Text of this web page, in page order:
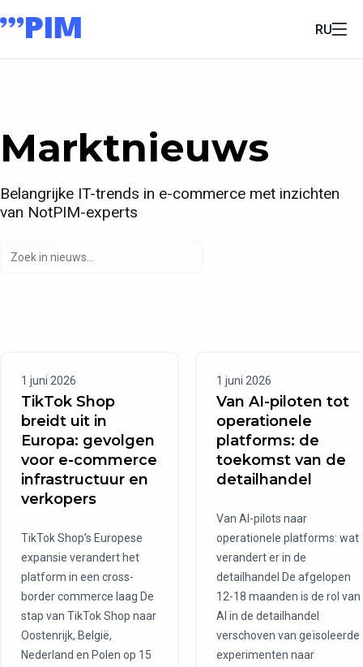
RU
Marktnieuws
Belangrijke IT-trends in e-commerce met inzichten
van NotPIM-experts
1 juni 2026
TikTok Shop
breidt uit in
Europa: gevolgen
voor e-commerce
infrastructuur en
verkopers
TikTok Shop’s Europese
expansie verandert het
platform in een cross-
border commerce laag De
stap van TikTok Shop naar
Oostenrijk, België,
Nederland en Polen op 15
1 juni 2026
Van AI-piloten tot
operationele
platforms: de
toekomst van de
detailhandel
Van AI-pilots naar
operationele platforms: wat
verandert er in de
detailhandel De afgelopen
12-18 maanden is de rol van
AI in de detailhandel
verschoven van geïsoleerde
experimenten naar